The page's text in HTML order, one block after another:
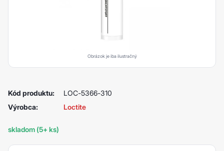
Obrázok je iba ilustračný
Kód produktu:
LOC-5366-310
Výrobca:
Loctite
skladom (5+ ks)